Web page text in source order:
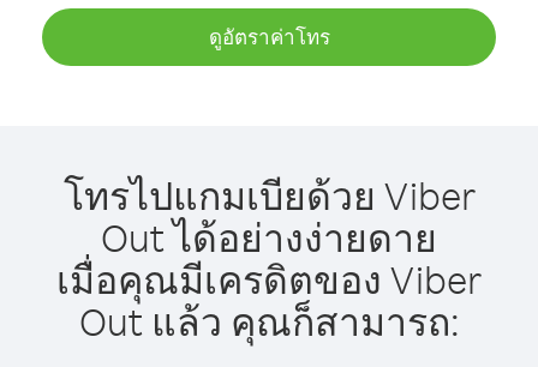
ดูอัตราค่าโทร
โทรไปแกมเบียด้วย Viber
Out ได้อย่างง่ายดาย
เมื่อคุณมีเครดิตของ Viber
Out แล้ว คุณก็สามารถ: